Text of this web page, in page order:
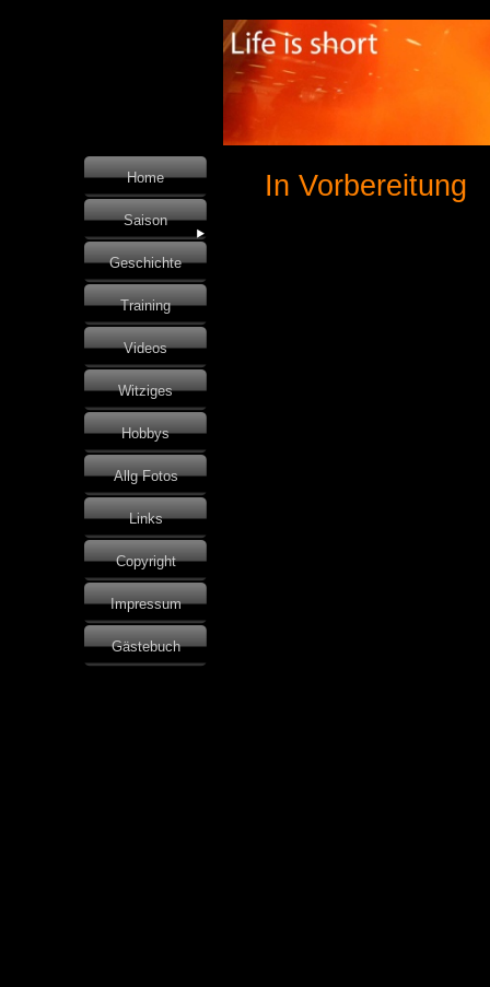
Home
Saison
Geschichte
Training
Videos
Witziges
Hobbys
Allg Fotos
Links
Copyright
Impressum
Gästebuch
In Vorbereitung